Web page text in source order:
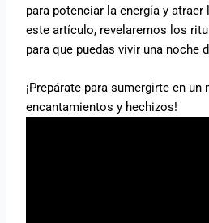
para potenciar la energía y atraer
este artículo, revelaremos los
para que puedas vivir una noche
¡Prepárate para sumergirte en un
encantamientos y hechizos!